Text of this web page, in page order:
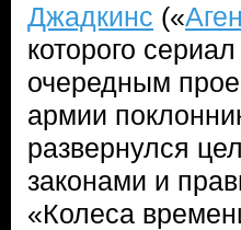
Джадкинс («
которого
очередным
армии
развернулся
законами и
«Колеса